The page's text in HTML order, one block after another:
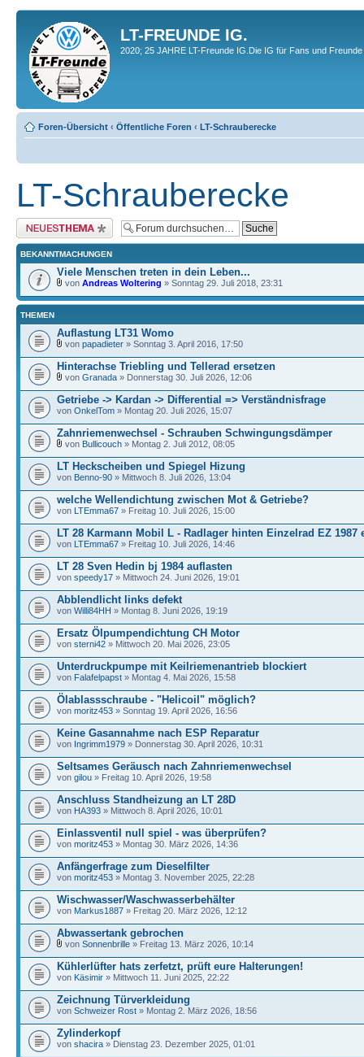
LT-FREUNDE IG.
2020; 25 JAHRE LT-Freunde IG.Die IG für Fans und
Foren-Übersicht ‹ Öffentliche Foren ‹ LT-Schrauberecke
LT-Schrauberecke
Neues Thema erstellen
BEKANNTMACHUNGEN
Viele Menschen treten in dein Leben...
von Andreas Woltering » Sonntag 29. Juli 2018, 23:31
THEMEN
Auflastung LT31 Womo
von papadieter » Sonntag 3. April 2016, 17:50
Hinterachse Triebling und Tellerad ersetzen
von Granada » Donnerstag 30. Juli 2026, 12:06
Getriebe -> Kardan -> Differential => Verständnisfrage
von OnkelTom » Montag 20. Juli 2026, 15:07
Zahnriemenwechsel - Schrauben Schwingungsdämper
von Bullicouch » Montag 2. Juli 2012, 08:05
LT Heckscheiben und Spiegel Hizung
von Benno-90 » Mittwoch 8. Juli 2026, 13:04
welche Wellendichtung zwischen Mot & Getriebe?
von LTEmma67 » Freitag 10. Juli 2026, 15:00
LT 28 Karmann Mobil L - Radlager hinten Einzelrad EZ 1987
von LTEmma67 » Freitag 10. Juli 2026, 14:46
LT 28 Sven Hedin bj 1984 auflasten
von speedy17 » Mittwoch 24. Juni 2026, 19:01
Abblendlicht links defekt
von Willi84HH » Montag 8. Juni 2026, 19:19
Ersatz Ölpumpendichtung CH Motor
von sterni42 » Mittwoch 20. Mai 2026, 23:05
Unterdruckpumpe mit Keilriemenantrieb blockiert
von Falafelpapst » Montag 4. Mai 2026, 15:58
Ölablassschraube - "Helicoil" möglich?
von moritz453 » Sonntag 19. April 2026, 16:56
Keine Gasannahme nach ESP Reparatur
von Ingrimm1979 » Donnerstag 30. April 2026, 10:31
Seltsames Geräusch nach Zahnriemenwechsel
von gilou » Freitag 10. April 2026, 19:58
Anschluss Standheizung an LT 28D
von HA393 » Mittwoch 8. April 2026, 10:01
Einlassventil null spiel - was überprüfen?
von moritz453 » Montag 30. März 2026, 14:36
Anfängerfrage zum Dieselfilter
von moritz453 » Montag 3. November 2025, 22:28
Wischwasser/Waschwasserbehälter
von Markus1887 » Freitag 20. März 2026, 12:12
Abwassertank gebrochen
von Sonnenbrille » Freitag 13. März 2026, 10:14
Kühlerlüfter hats zerfetzt, prüft eure Halterungen!
von Käsimir » Mittwoch 11. Juni 2025, 22:22
Zeichnung Türverkleidung
von Schweizer Rost » Montag 2. März 2026, 18:56
Zylinderkopf
von shacira » Dienstag 23. Dezember 2025, 01:01